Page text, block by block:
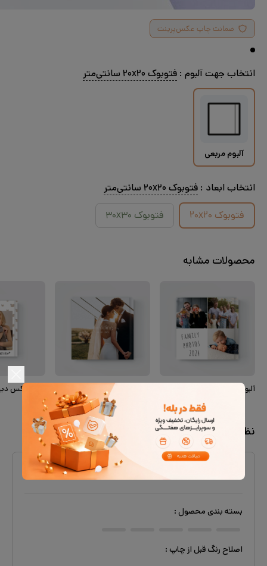
ضمانت چاپ عکس‌پرینت
انتخاب جهت آلبوم : فتوبوک ۲۰x۲۰ سانتی‌متر
آلبوم مربعی
انتخاب ابعاد : فتوبوک ۲۰x۲۰ سانتی‌متر
فتوبوک ۲۰x۲۰
فتوبوک ۳۰x۳۰
محصولات مشابه
آلبوم دیجیتال روز ما
نظرات کاربران
دیدگاه
بسته بندی محصول :
اصلاح رنگ قبل از چاپ :